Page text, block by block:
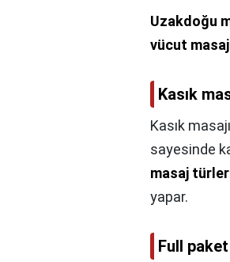
Uzakdoğu
vücut
Kasık
Kasık
sayesinde
masaj
yapar.
Full